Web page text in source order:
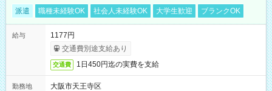
派遣 職種未経験OK 社会人未経験OK 大学生歓迎 ブランクOK
給与
1177円
交通費別途支給あり
交通費 1日450円迄の実費を支給
勤務地
大阪市天王寺区